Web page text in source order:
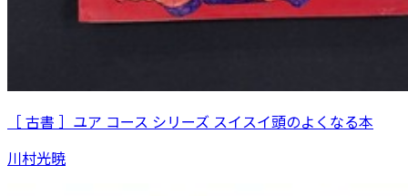
［ 古書 ］ユア コース シリーズ スイスイ頭のよくなる本
川村光暁